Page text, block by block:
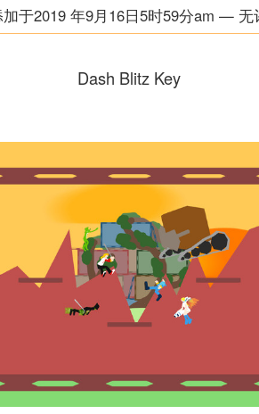
于2019 年9月16日5时59分am — 无
Dash Blitz Key